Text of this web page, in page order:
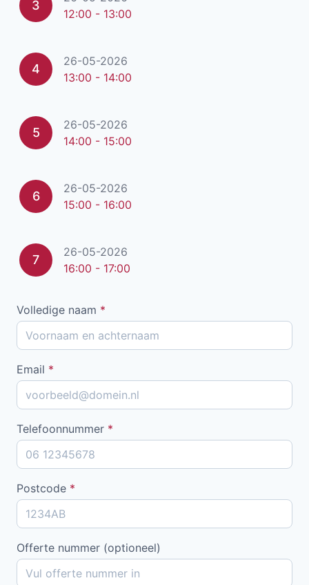
3
12:00 - 13:00
4
26-05-2026
13:00 - 14:00
5
26-05-2026
14:00 - 15:00
6
26-05-2026
15:00 - 16:00
7
26-05-2026
16:00 - 17:00
Volledige naam *
Email *
Telefoonnummer *
Postcode *
Offerte nummer (optioneel)